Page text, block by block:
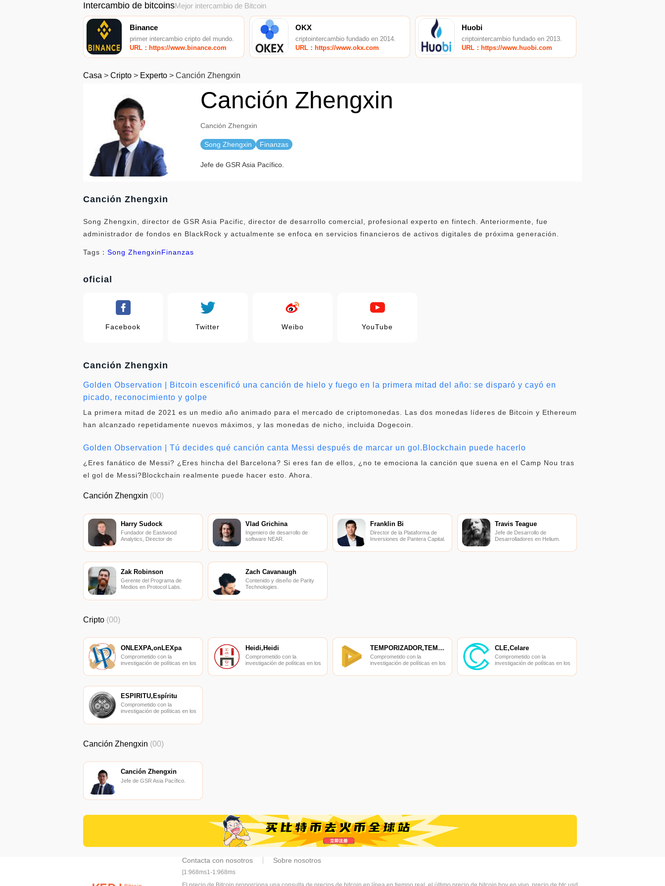
Intercambio de bitcoinsMejor intercambio de Bitcoin
Binance
primer intercambio cripto del mundo.
URL：https://www.binance.com
OKX
criptointercambio fundado en 2014.
URL：https://www.okx.com
Huobi
criptointercambio fundado en 2013.
URL：https://www.huobi.com
Casa > Cripto > Experto > Canción Zhengxin
Canción Zhengxin
Canción Zhengxin
Song Zhengxin Finanzas
Jefe de GSR Asia Pacífico.
Canción Zhengxin
Song Zhengxin, director de GSR Asia Pacific, director de desarrollo comercial, profesional experto en fintech. Anteriormente, fue
administrador de fondos en BlackRock y actualmente se enfoca en servicios financieros de activos digitales de próxima generación.
Tags： Song ZhengxinFinanzas
oficial
Facebook Twitter Weibo YouTube
Canción Zhengxin
Golden Observation | Bitcoin escenificó una canción de hielo y fuego en la primera mitad del año: se disparó y cayó en
picado, reconocimiento y golpe
La primera mitad de 2021 es un medio año animado para el mercado de criptomonedas. Las dos monedas líderes de Bitcoin y Ethereum
han alcanzado repetidamente nuevos máximos, y las monedas de nicho, incluida Dogecoin.
Golden Observation | Tú decides qué canción canta Messi después de marcar un gol.Blockchain puede hacerlo
¿Eres fanático de Messi? ¿Eres hincha del Barcelona? Si eres fan de ellos, ¿no te emociona la canción que suena en el Camp Nou tras
el gol de Messi?Blockchain realmente puede hacer esto. Ahora.
Canción Zhengxin (00)
Harry Sudock
Fundador de Eastwood
Analytics, Director de
Infrastructure.
Vlad Grichina
Ingeniero de desarrollo de
software NEAR.
Franklin Bi
Director de la Plataforma de
Inversiones de Pantera Capital.
Travis Teague
Jefe de Desarrollo de
Desarrolladores en Helium.
Zak Robinson
Gerente del Programa de
Medios en Protocol Labs.
Zach Cavanaugh
Contenido y diseño de Parity
Technologies.
Cripto (00)
ONLEXPA,onLEXpa
Comprometido con la
investigación de políticas en los
finanzas, las finanzas
Heidi,Heidi
Comprometido con la
investigación de políticas en los
finanzas, las finanzas
TEMPORIZADOR,TEMPORIZADOR
Comprometido con la
investigación de políticas en los
finanzas, las finanzas
CLE,Celare
Comprometido con la
investigación de políticas en los
finanzas, las finanzas
ESPÍRITU,Espíritu
Comprometido con la
investigación de políticas en los
finanzas, las finanzas
Canción Zhengxin (00)
Canción Zhengxin
Jefe de GSR Asia Pacífico.
Contacta con nosotros Sobre nosotros
[1:968ms1-1:968ms